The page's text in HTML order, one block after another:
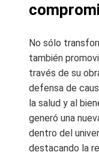
No sólo
también
través de su
defensa de
la salud y al
generó una
dentro del
destacando la